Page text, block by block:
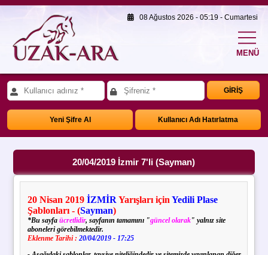
08 Ağustos 2026 - 05:19 - Cumartesi
MENÜ
GİRİŞ
Yeni Şifre Al Kullanıcı Adı Hatırlatma
20/04/2019 İzmir 7'li (Sayman)
20 Nisan 2019İZMİR Yarışları içinYedili Plase
Şablonları - (Sayman)
*Bu sayfaücretlidir, sayfanın tamamını "güncel olarak" yalnız site
aboneleri görebilmektedir.
Eklenme Tarihi : 20/04/2019 - 17:25